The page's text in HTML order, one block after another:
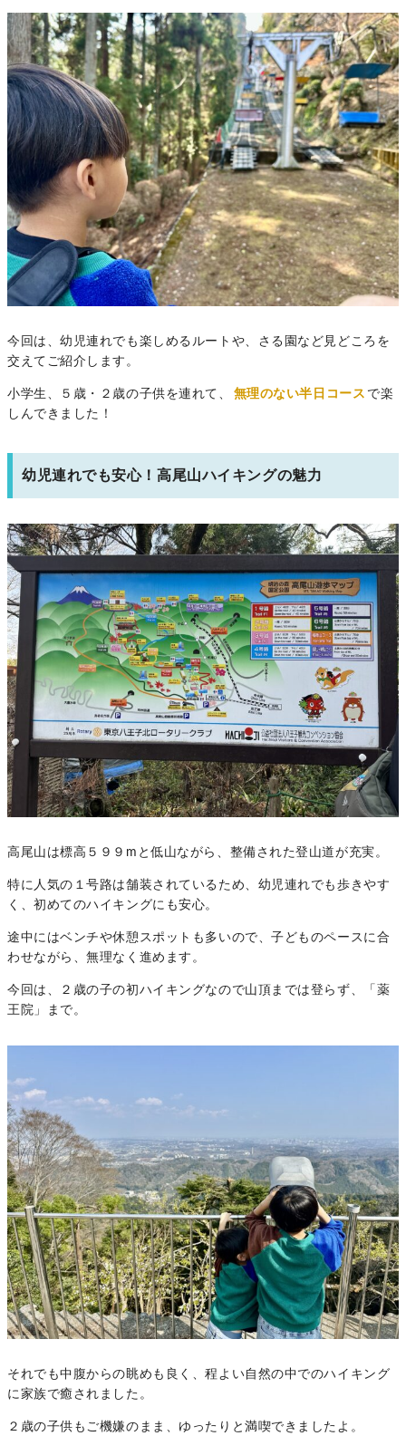
今回は、幼児連れでも楽しめるルートや、さる園など見どころを
交えてご紹介します。
小学生、５歳・２歳の子供を連れて、 無理のない半日コース で楽
しんできました！
幼児連れでも安心！高尾山ハイキングの魅力
高尾山は標高５９９mと低山ながら、整備された登山道が充実。
特に人気の１号路は舗装されているため、幼児連れでも歩きやす
く、初めてのハイキングにも安心。
途中にはベンチや休憩スポットも多いので、子どものペースに合
わせながら、無理なく進めます。
今回は、２歳の子の初ハイキングなので山頂までは登らず、「薬
王院」まで。
それでも中腹からの眺めも良く、程よい自然の中でのハイキング
に家族で癒されました。
２歳の子供もご機嫌のまま、ゆったりと満喫できましたよ。